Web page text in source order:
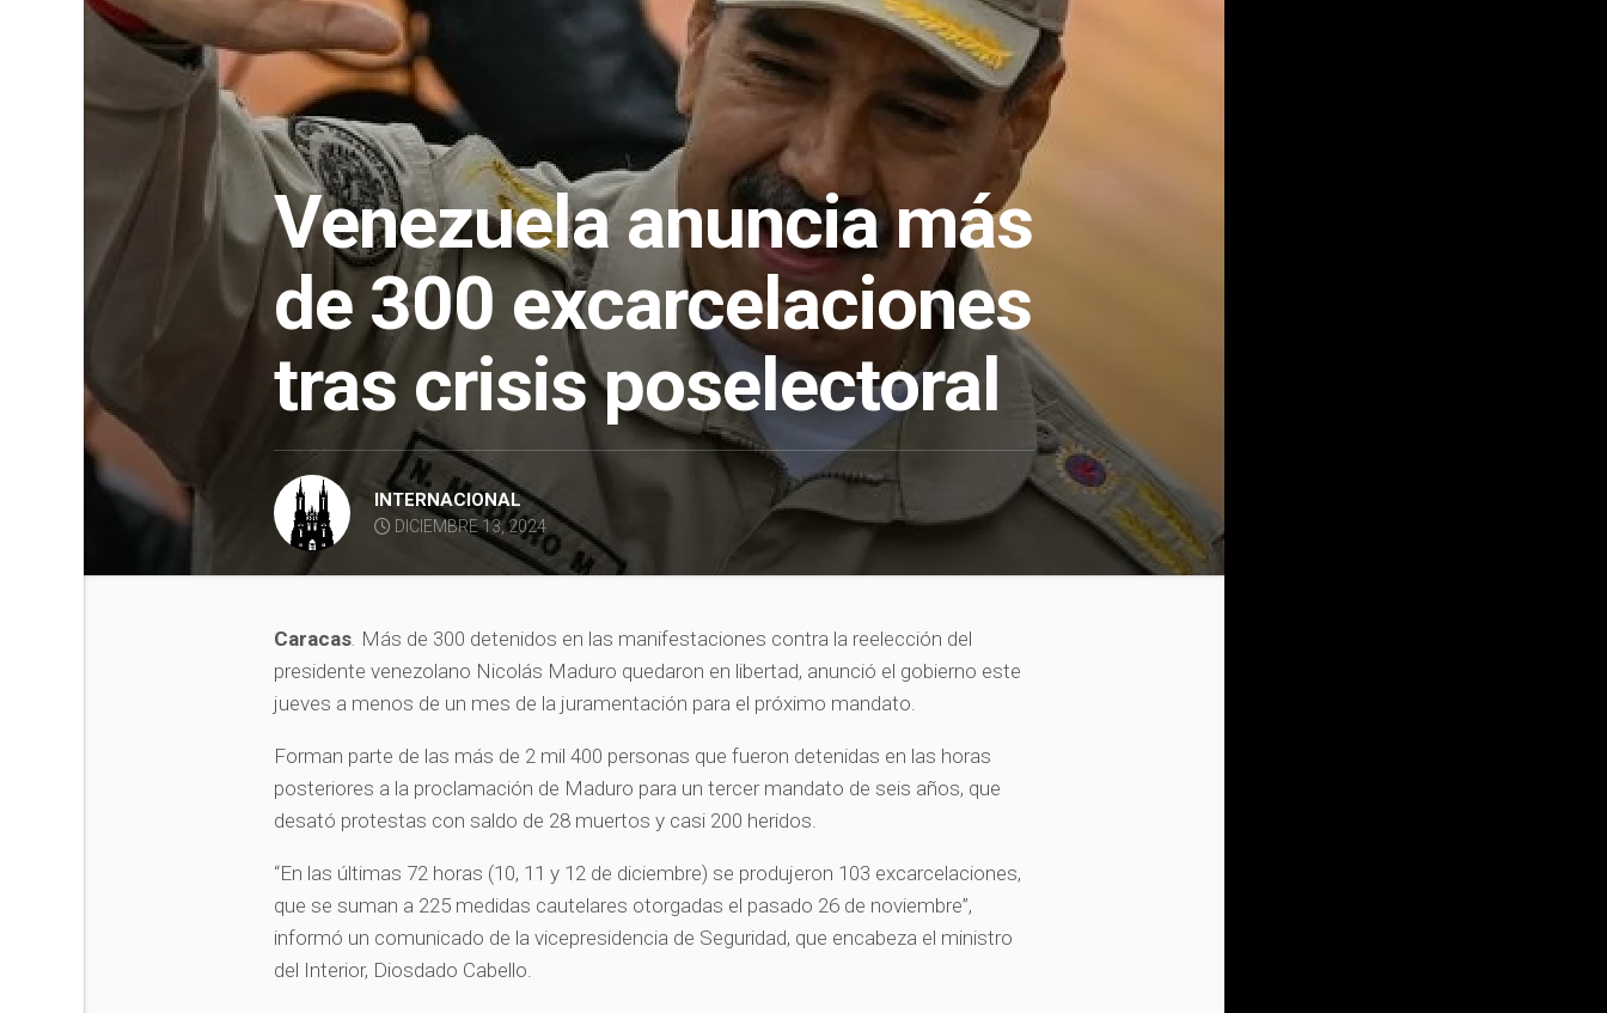
Venezuela anuncia más
de 300 excarcelaciones
tras crisis poselectoral
INTERNACIONAL
DICIEMBRE 13, 2024
Caracas. Más de 300 detenidos en las manifestaciones contra la reelección del
presidente venezolano Nicolás Maduro quedaron en libertad, anunció el gobierno este
jueves a menos de un mes de la juramentación para el próximo mandato.
Forman parte de las más de 2 mil 400 personas que fueron detenidas en las horas
posteriores a la proclamación de Maduro para un tercer mandato de seis años, que
desató protestas con saldo de 28 muertos y casi 200 heridos.
“En las últimas 72 horas (10, 11 y 12 de diciembre) se produjeron 103 excarcelaciones,
que se suman a 225 medidas cautelares otorgadas el pasado 26 de noviembre”,
informó un comunicado de la vicepresidencia de Seguridad, que encabeza el ministro
del Interior, Diosdado Cabello.